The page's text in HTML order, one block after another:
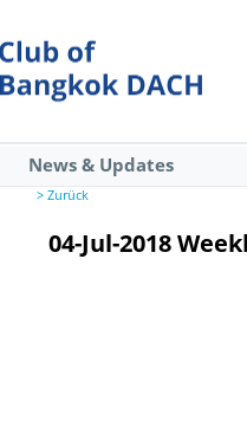
News & Updates
> Zurück
04-Jul-2018